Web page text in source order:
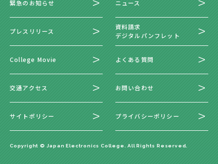
緊急のお知らせ ニュース
プレスリリース
資料請求
デジタルパンフレット
College Movie よくある質問
交通アクセス お問い合わせ
サイトポリシー プライバシーポリシー
Copyright © Japan Electronics College. All Rights Reserved.